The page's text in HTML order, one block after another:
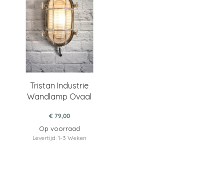
Tristan Industrie
Wandlamp Ovaal
€ 79,00
Op voorraad
Levertijd: 1-3 Weken